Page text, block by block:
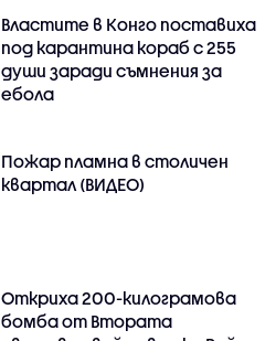
Властите в Конго поставиха
под карантина кораб с 255
души заради съмнения за
ебола
Пожар пламна в столичен
квартал (ВИДЕО)
Откриха 200-килограмова
бомба от Втората